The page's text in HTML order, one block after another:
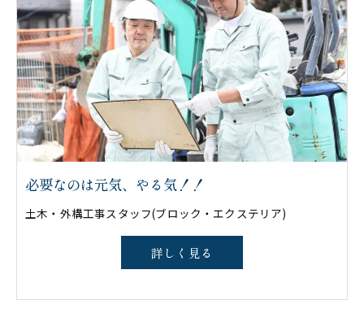
必要なのは元気、やる気！！
土木・外構工事スタッフ(ブロック・エクステリア)
詳しく見る